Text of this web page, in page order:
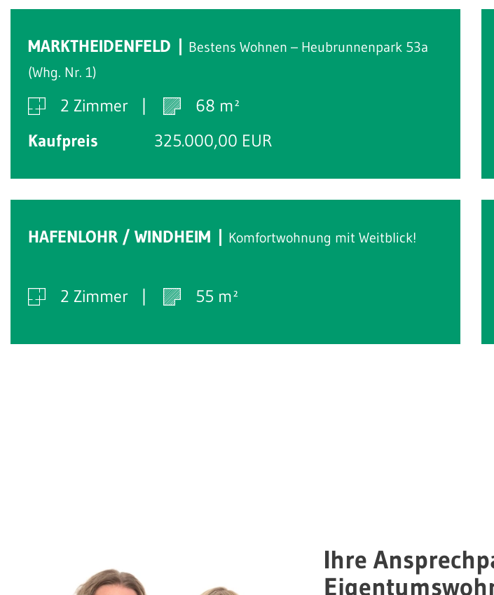
MARKTHEIDENFELD
Bestens Wohnen – Heubrunnenpark 53a
(Whg. Nr. 1)
2 Zimmer
68 m²
Kaufpreis
325.000,00 EUR
HAFENLOHR / WINDHEIM Komfortwohnung mit Weitblick!
2 Zimmer 55 m²
Ihre